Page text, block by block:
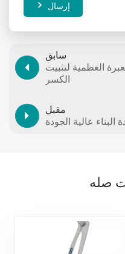
إرسال
سابق
العظمية لتثبيت
الكسر
مقبل
البناء عالية الجودة
صله